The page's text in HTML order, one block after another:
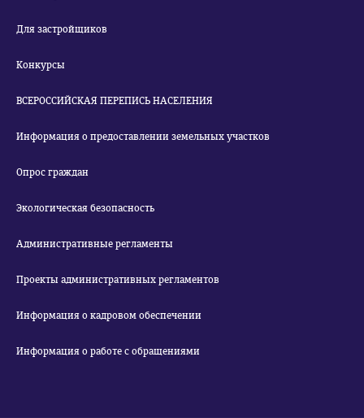
Для застройщиков
Конкурсы
ВСЕРОССИЙСКАЯ ПЕРЕПИСЬ НАСЕЛЕНИЯ
Информация о предоставлении земельных участков
Опрос граждан
Экологическая безопасность
Административные регламенты
Проекты административных регламентов
Информация о кадровом обеспечении
Информация о работе с обращениями